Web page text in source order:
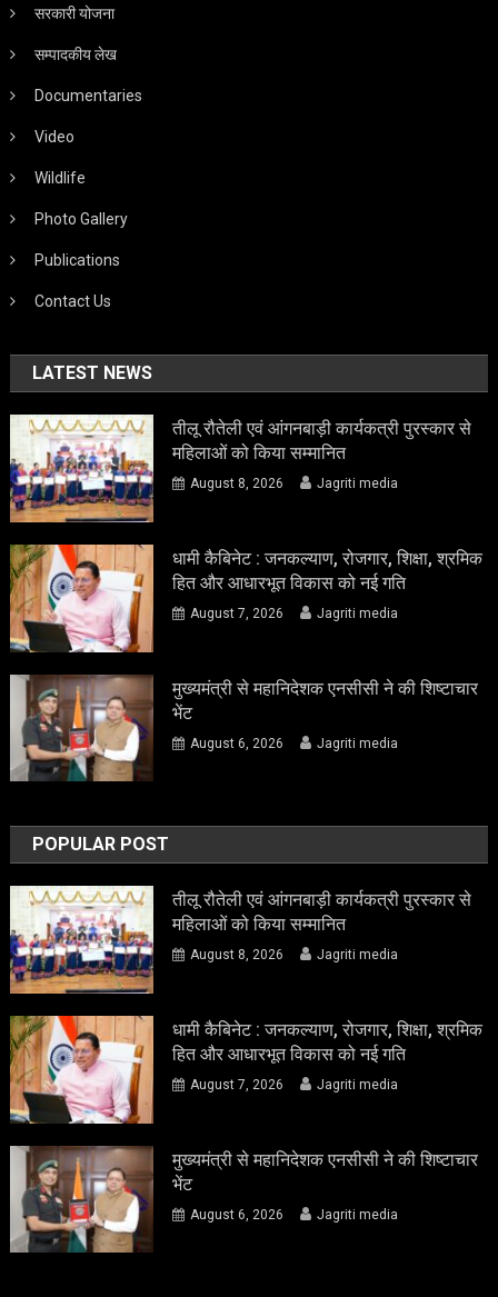
सरकारी योजना
सम्पादकीय लेख
Documentaries
Video
Wildlife
Photo Gallery
Publications
Contact Us
LATEST NEWS
तीलू रौतेली एवं आंगनबाड़ी कार्यकत्री पुरस्कार से
महिलाओं को किया सम्मानित
August 8, 2026 Jagriti media
धामी कैबिनेट : जनकल्याण, रोजगार, शिक्षा, श्रमिक
हित और आधारभूत विकास को नई गति
August 7, 2026 Jagriti media
मुख्यमंत्री से महानिदेशक एनसीसी ने की शिष्टाचार
भेंट
August 6, 2026 Jagriti media
POPULAR POST
तीलू रौतेली एवं आंगनबाड़ी कार्यकत्री पुरस्कार से
महिलाओं को किया सम्मानित
August 8, 2026 Jagriti media
धामी कैबिनेट : जनकल्याण, रोजगार, शिक्षा, श्रमिक
हित और आधारभूत विकास को नई गति
August 7, 2026 Jagriti media
मुख्यमंत्री से महानिदेशक एनसीसी ने की शिष्टाचार
भेंट
August 6, 2026 Jagriti media